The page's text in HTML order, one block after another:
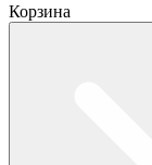
Корзина